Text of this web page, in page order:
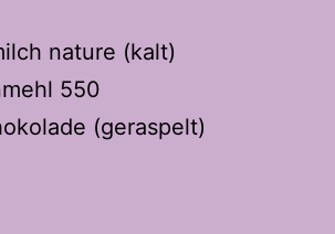
nature (kalt)
550
(geraspelt)